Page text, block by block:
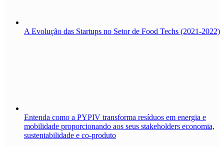
A Evolução das Startups no Setor de Food Techs (2021-2022)
Entenda como a PYPIV transforma resíduos em energia e
mobilidade proporcionando aos seus stakeholders economia,
sustentabilidade e co-produto